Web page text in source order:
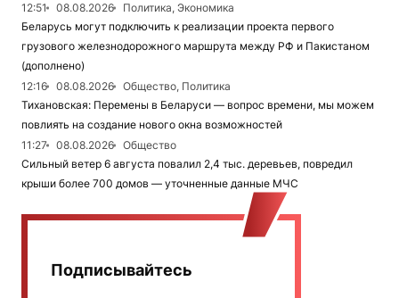
12:51
08.08.2026
Политика, Экономика
Беларусь могут подключить к реализации проекта первого
грузового железнодорожного маршрута между РФ и Пакистаном
(дополнено)
12:16
08.08.2026
Общество, Политика
Тихановская: Перемены в Беларуси — вопрос времени, мы можем
повлиять на создание нового окна возможностей
11:27
08.08.2026
Общество
Сильный ветер 6 августа повалил 2,4 тыс. деревьев, повредил
крыши более 700 домов — уточненные данные МЧС
Подписывайтесь